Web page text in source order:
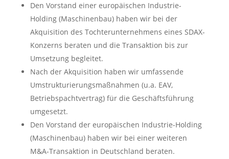
Den Vorstand einer europäischen Industrie-
Holding (Maschinenbau) haben wir bei der
Akquisition des Tochterunternehmens eines SDAX-
Konzerns beraten und die Transaktion bis zur
Umsetzung begleitet.
Nach der Akquisition haben wir umfassende
Umstrukturierungsmaßnahmen (u.a. EAV,
Betriebspachtvertrag) für die Geschäftsführung
umgesetzt.
Den Vorstand der europäischen Industrie-Holding
(Maschinenbau) haben wir bei einer weiteren
M&A-Transaktion in Deutschland beraten.